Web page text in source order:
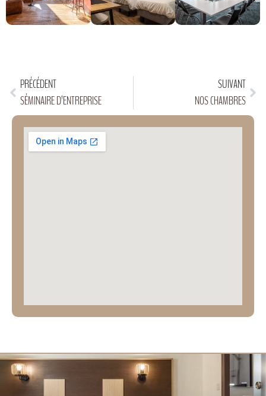
PRÉCÉDENT
SÉMINAIRE D’ENTREPRISE
SUIVANT
NOS CHAMBRES